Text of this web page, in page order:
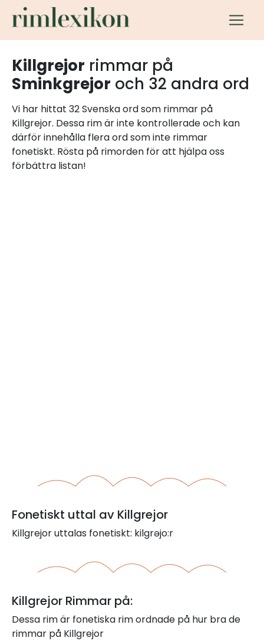
Killgrejor rimmar på
Sminkgrejor och 32 andra ord
Vi har hittat 32 Svenska ord som rimmar på
Killgrejor. Dessa rim är inte kontrollerade och kan
därför innehålla flera ord som inte rimmar
fonetiskt. Rösta på rimorden för att hjälpa oss
förbättra listan!
Fonetiskt uttal av Killgrejor
Killgrejor uttalas fonetiskt: kilgrəjo:r
Killgrejor Rimmar på:
Dessa rim är fonetiska rim ordnade på hur bra de
rimmar på Killgrejor